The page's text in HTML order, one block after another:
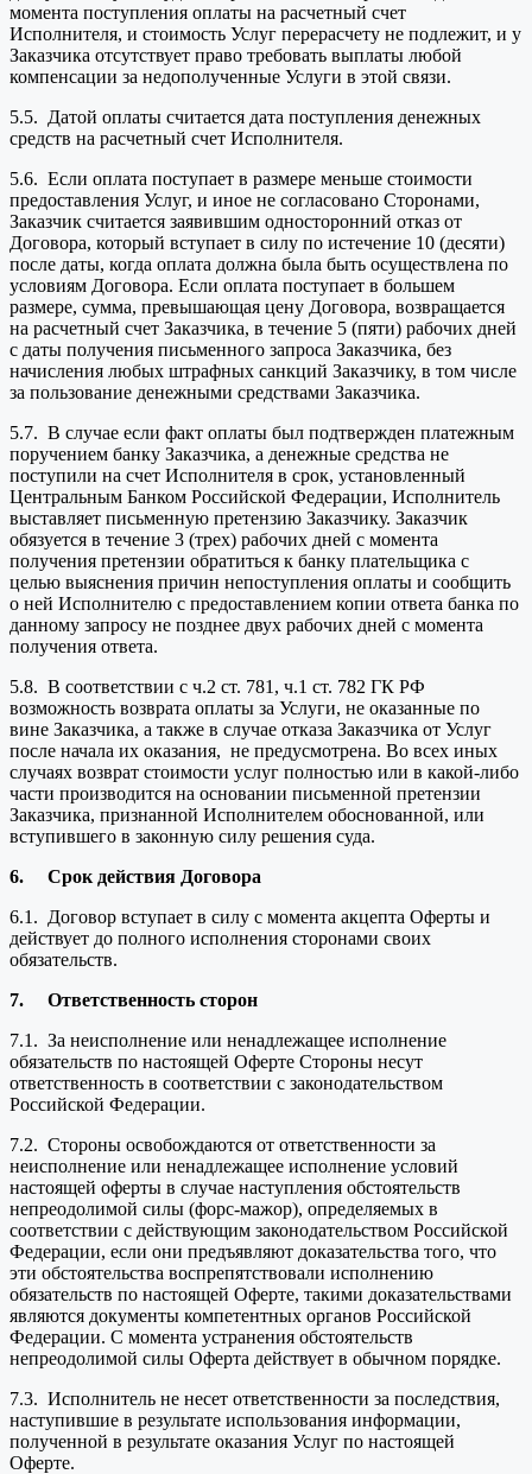
момента поступления оплаты на расчетный счет
Исполнителя, и стоимость Услуг перерасчету не подлежит, и у
Заказчика отсутствует право требовать выплаты любой
компенсации за недополученные Услуги в этой связи.
5.5. Датой оплаты считается дата поступления денежных
средств на расчетный счет Исполнителя.
5.6. Если оплата поступает в размере меньше стоимости
предоставления Услуг, и иное не согласовано Сторонами,
Заказчик считается заявившим односторонний отказ от
Договора, который вступает в силу по истечение 10 (десяти)
после даты, когда оплата должна была быть осуществлена по
условиям Договора. Если оплата поступает в большем
размере, сумма, превышающая цену Договора, возвращается
на расчетный счет Заказчика, в течение 5 (пяти) рабочих дней
с даты получения письменного запроса Заказчика, без
начисления любых штрафных санкций Заказчику, в том числе
за пользование денежными средствами Заказчика.
5.7. В случае если факт оплаты был подтвержден платежным
поручением банку Заказчика, а денежные средства не
поступили на счет Исполнителя в срок, установленный
Центральным Банком Российской Федерации, Исполнитель
выставляет письменную претензию Заказчику. Заказчик
обязуется в течение 3 (трех) рабочих дней с момента
получения претензии обратиться к банку плательщика с
целью выяснения причин непоступления оплаты и сообщить
о ней Исполнителю с предоставлением копии ответа банка по
данному запросу не позднее двух рабочих дней с момента
получения ответа.
5.8. В соответствии с ч.2 ст. 781, ч.1 ст. 782 ГК РФ
возможность возврата оплаты за Услуги, не оказанные по
вине Заказчика, а также в случае отказа Заказчика от Услуг
после начала их оказания, не предусмотрена. Во всех иных
случаях возврат стоимости услуг полностью или в какой-либо
части производится на основании письменной претензии
Заказчика, признанной Исполнителем обоснованной, или
вступившего в законную силу решения суда.
6. Срок действия Договора
6.1. Договор вступает в силу с момента акцепта Оферты и
действует до полного исполнения сторонами своих
обязательств.
7. Ответственность сторон
7.1. За неисполнение или ненадлежащее исполнение
обязательств по настоящей Оферте Стороны несут
ответственность в соответствии с законодательством
Российской Федерации.
7.2. Стороны освобождаются от ответственности за
неисполнение или ненадлежащее исполнение условий
настоящей оферты в случае наступления обстоятельств
непреодолимой силы (форс-мажор), определяемых в
соответствии с действующим законодательством Российской
Федерации, если они предъявляют доказательства того, что
эти обстоятельства воспрепятствовали исполнению
обязательств по настоящей Оферте, такими доказательствами
являются документы компетентных органов Российской
Федерации. С момента устранения обстоятельств
непреодолимой силы Оферта действует в обычном порядке.
7.3. Исполнитель не несет ответственности за последствия,
наступившие в результате использования информации,
полученной в результате оказания Услуг по настоящей
Оферте.